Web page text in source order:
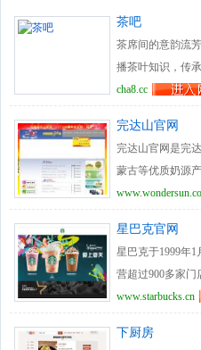
茶吧
茶席间的意韵流
播茶叶知识，传
茶,红茶,黑茶,青
cha8.cc
完达山官网
完达山官网是完
蒙古等优质奶源
公司最新动态的
奶源，保证骨骼
星巴克官网
星巴克于1999年
营超过900多家门
国的星巴克全球
员工被称作“伙
www.starbucks.cn
下厨房